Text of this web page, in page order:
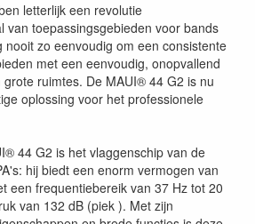
letterlijk een revolutie
van toepassingsgebieden voor bands
nooit zo eenvoudig om een ​​consistente
met een eenvoudig, onopvallend
grote ruimtes. De MAUI® 44 G2 is nu
oplossing voor het professionele
44 G2 is het vlaggenschip van de
hij biedt een enorm vermogen van
een frequentiebereik van 37 Hz tot 20
van 132 dB (piek ). Met zijn